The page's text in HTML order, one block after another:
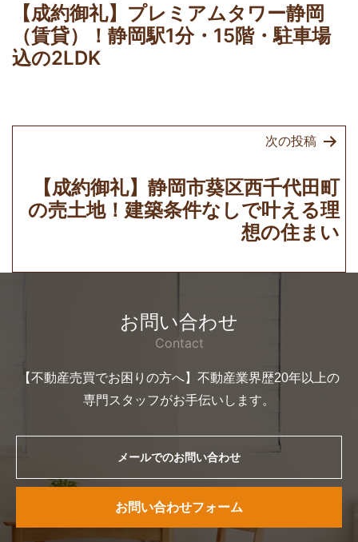
ナ
ビ
ゲ
ョ
【成約御礼】プレミアムタワー静岡
（賃貸）！静岡駅1分・15階・駐車場
込の2LDK
次の投稿
【成約御礼】静岡市葵区西千代田町
の売土地！建築条件なしで叶える理
想の住まい
お問い合わせ
Contact
【不動産売買でお困りの方へ】不動産業界歴20年以上の
専門スタッフがお手伝いします。
メールでのお問い合わせ
お問い合わせフォーム